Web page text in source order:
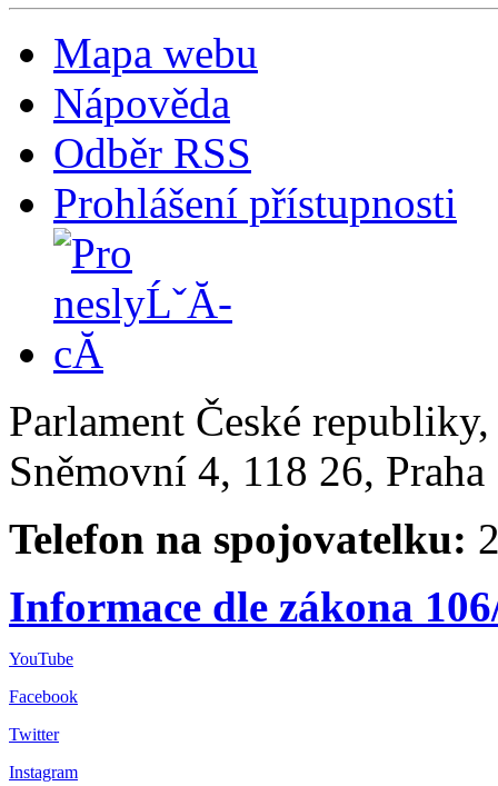
Mapa webu
Nápověda
Odběr RSS
Prohlášení přístupnosti
Parlament České
Sněmovní 4, 118 26,
Telefon na spojovatelku:
Informace dle zákona
YouTube
Facebook
Twitter
Instagram